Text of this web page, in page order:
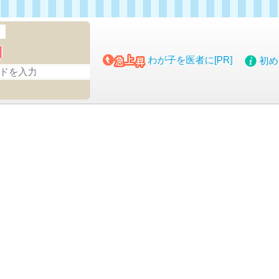
わが子を医者に[PR] 初